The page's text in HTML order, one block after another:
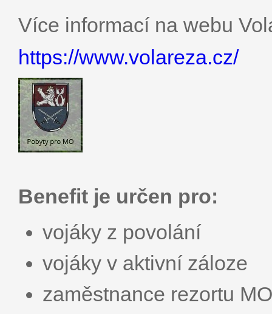
Více informací na webu
https://www.volareza.cz/
Benefit je určen pro:
vojáky z povolání
vojáky v aktivní záloze
zaměstnance rezortu MO